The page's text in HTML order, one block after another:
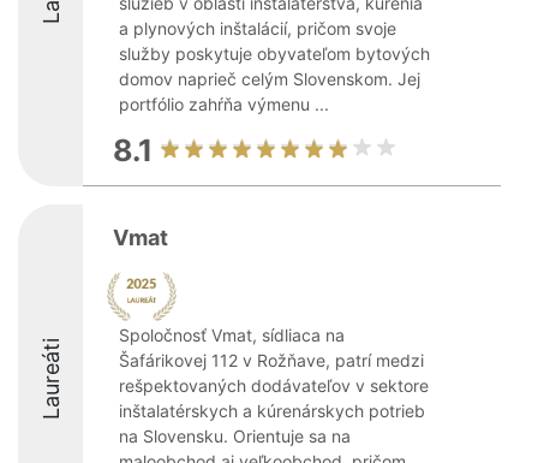
a plynových inštalácií, pričom svoje
služby poskytuje obyvateľom bytových
domov naprieč celým Slovenskom. Jej
portfólio zahŕňa výmenu ...
8.1
Laureáti
Vmat
Spoločnosť Vmat, sídliaca na
Šafárikovej 112 v Rožňave, patrí medzi
rešpektovaných dodávateľov v sektore
inštalatérskych a kúrenárskych potrieb
na Slovensku. Orientuje sa na